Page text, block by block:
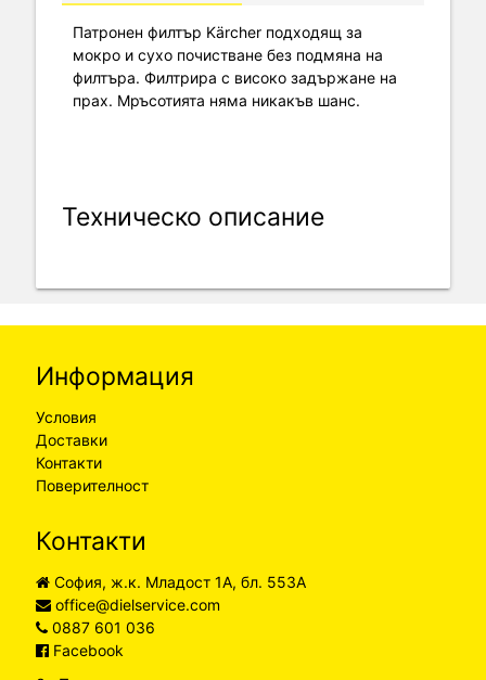
Патронен филтър Kärcher подходящ за
мокро и сухо почистване без подмяна на
филтъра. Филтрира с високо задържане на
прах. Мръсотията няма никакъв шанс.
Техническо описание
Информация
Условия
Доставки
Контакти
Поверителност
Контакти
София, ж.к. Младост 1А, бл. 553А
office@dielservice.com
0887 601 036
Facebook